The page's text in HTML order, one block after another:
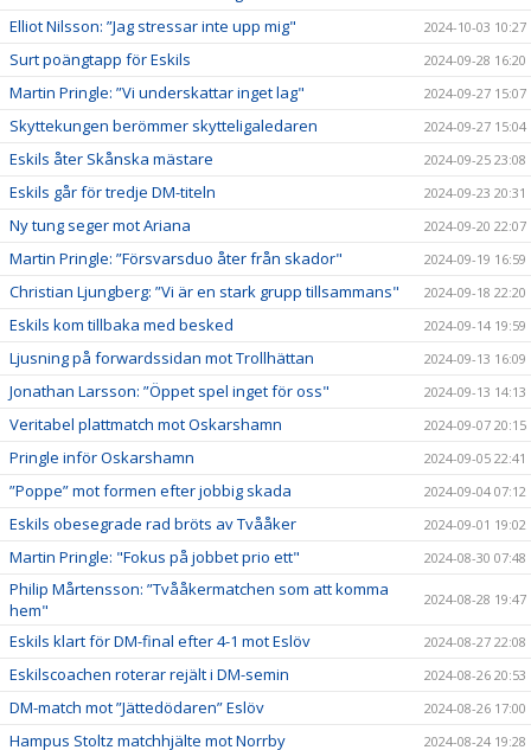
Elliot Nilsson: ”Jag stressar inte upp mig" 2024-10-03 10:27
Surt poängtapp för Eskils 2024-09-28 16:20
Martin Pringle: ”Vi underskattar inget lag" 2024-09-27 15:07
Skyttekungen berömmer skytteligaledaren 2024-09-27 15:04
Eskils åter Skånska mästare 2024-09-25 23:08
Eskils går för tredje DM-titeln 2024-09-23 20:31
Ny tung seger mot Ariana 2024-09-20 22:07
Martin Pringle: ”Försvarsduo åter från skador" 2024-09-19 16:59
Christian Ljungberg: ”Vi är en stark grupp tillsammans" 2024-09-18 22:20
Eskils kom tillbaka med besked 2024-09-14 19:59
Ljusning på forwardssidan mot Trollhättan 2024-09-13 16:09
Jonathan Larsson: ”Öppet spel inget för oss" 2024-09-13 14:13
Veritabel plattmatch mot Oskarshamn 2024-09-07 20:15
Pringle inför Oskarshamn 2024-09-05 22:41
”Poppe” mot formen efter jobbig skada 2024-09-04 07:12
Eskils obesegrade rad bröts av Tvååker 2024-09-01 19:02
Martin Pringle: "Fokus på jobbet prio ett" 2024-08-30 07:48
Philip Mårtensson: ”Tvååkermatchen som att komma
hem"
2024-08-28 19:47
Eskils klart för DM-final efter 4-1 mot Eslöv 2024-08-27 22:08
Eskilscoachen roterar rejält i DM-semin 2024-08-26 20:53
DM-match mot ”Jättedödaren” Eslöv 2024-08-26 17:00
Hampus Stoltz matchhjälte mot Norrby 2024-08-24 19:28